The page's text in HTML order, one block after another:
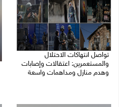
تواصل انتهاكات الاحتلال
والمستعمرين: اعتقالات وإصابات
وهدم منازل ومداهمات واسعة